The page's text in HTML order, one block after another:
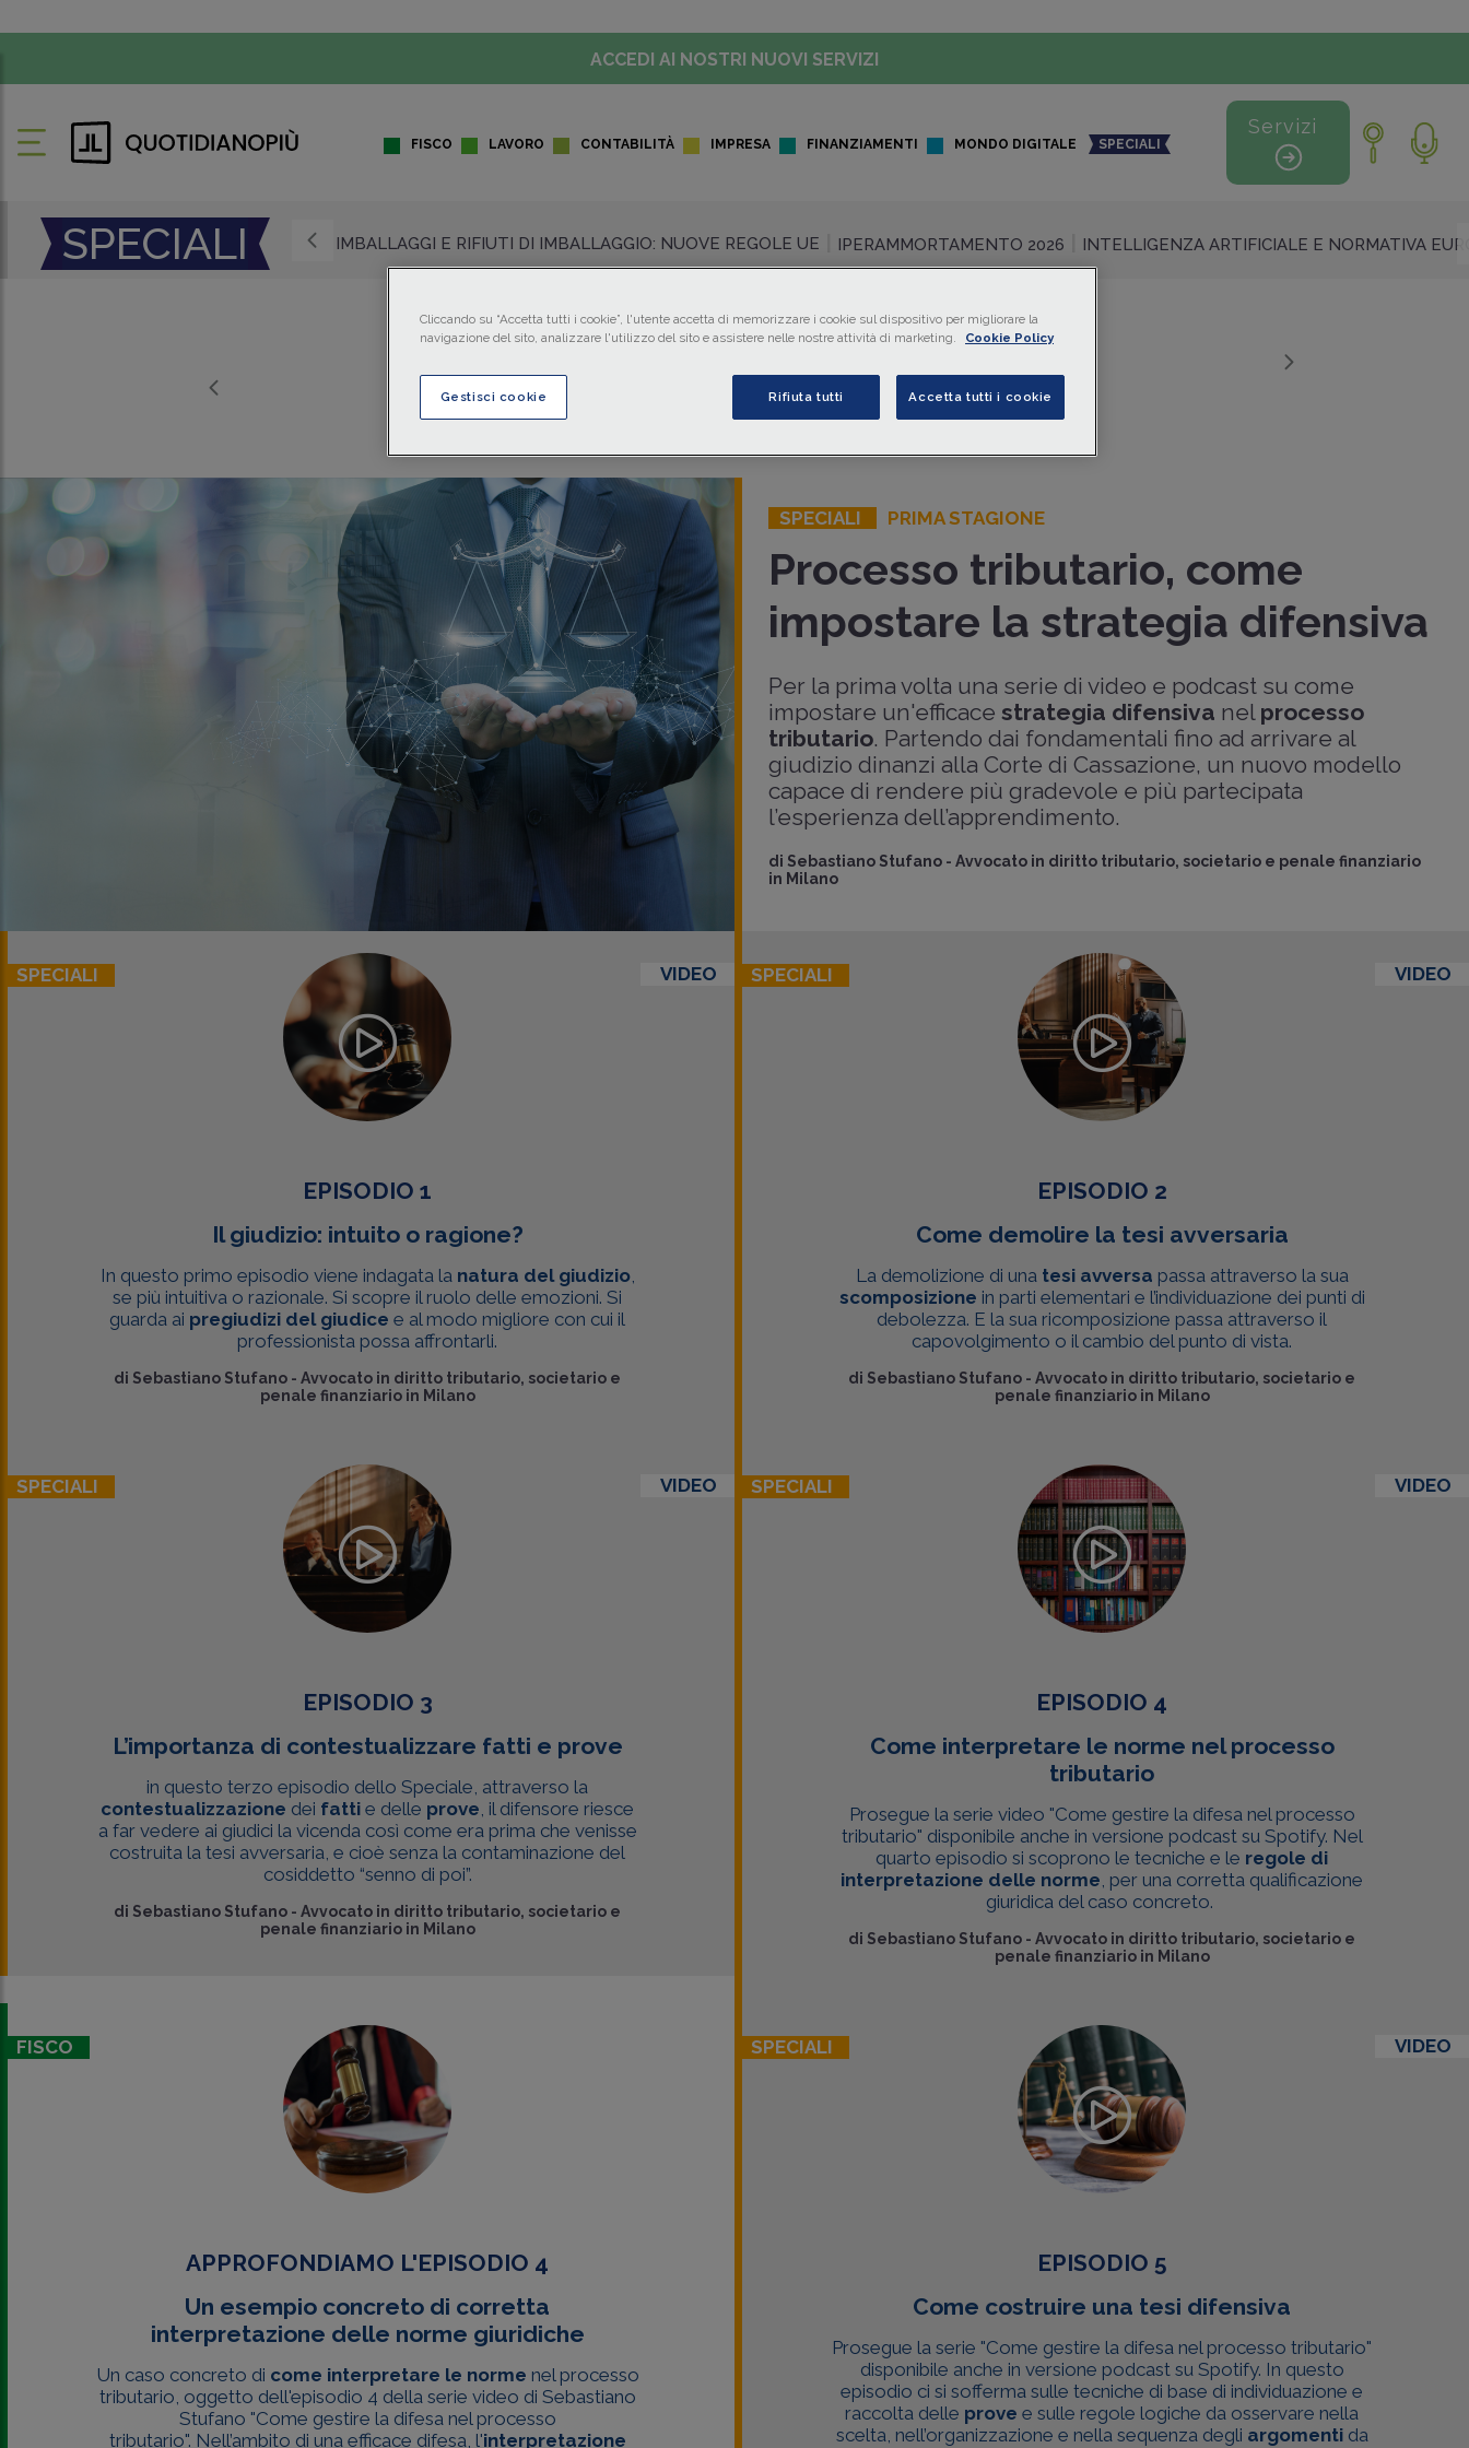
ACCEDI AI NOSTRI NUOVI SERVIZI
FISCO LAVORO CONTABILITÀ IMPRESA FINANZIAMENTI MONDO DIGITALE SPECIALI
Servizi
SPECIALI IMBALLAGGI E RIFIUTI DI IMBALLAGGIO: NUOVE REGOLE UE IPERAMMORTAMENTO 2026 INTELLIGENZA ARTIFICIALE E NORMATIVA
SPECIALI PRIMA STAGIONE
Processo tributario, come
impostare la strategia difensiva
Per la prima volta una serie di video e podcast su come
impostare un'efficacestrategia difensiva nel processo
tributario. Partendo dai fondamentali fino ad arrivare al
giudizio dinanzi alla Corte di Cassazione, un nuovo modello
capace di rendere più gradevole e più partecipata
l’esperienza dell’apprendimento.
di Sebastiano Stufano -Avvocato in diritto tributario, societario e penale finanziario
in Milano
SPECIALI VIDEO
EPISODIO 1
Il giudizio: intuito o ragione?
In questo primo episodio viene indagata la natura del giudizio,
se più intuitiva o razionale. Si scopre il ruolo delle emozioni. Si
guarda ai pregiudizi del giudice e al modo migliore con cui il
professionista possa affrontarli.
di Sebastiano Stufano - Avvocato in diritto tributario, societario e
penale finanziario in Milano
SPECIALI VIDEO
EPISODIO 2
Come demolire la tesi avversaria
La demolizione di una tesi avversa passa attraverso la sua
scomposizione in parti elementari e l’individuazione dei punti di
debolezza. E la sua ricomposizione passa attraverso il
capovolgimento o il cambio del punto di vista.
di Sebastiano Stufano - Avvocato in diritto tributario, societario e
penale finanziario in Milano
SPECIALI VIDEO
EPISODIO 3
L’importanza di contestualizzare fatti e prove
in questo terzo episodio dello Speciale, attraverso la
contestualizzazione dei fatti e delle prove, il difensore riesce
a far vedere ai giudici la vicenda così come era prima che venisse
costruita la tesi avversaria, e cioè senza la contaminazione del
cosiddetto “senno di poi”.
di Sebastiano Stufano - Avvocato in diritto tributario, societario e
penale finanziario in Milano
SPECIALI VIDEO
EPISODIO 4
Come interpretare le norme nel processo
tributario
Prosegue la serie video "Come gestire la difesa nel processo
tributario" disponibile anche in versione podcast su Spotify. Nel
quarto episodio si scoprono le tecniche e le regole di
interpretazione delle norme, per una corretta qualificazione
giuridica del caso concreto.
di Sebastiano Stufano - Avvocato in diritto tributario, societario e
penale finanziario in Milano
FISCO
APPROFONDIAMO L'EPISODIO 4
Un esempio concreto di corretta
interpretazione delle norme giuridiche
Un caso concreto di come interpretare le norme nel processo
tributario, oggetto dell'episodio 4 della serie video di Sebastiano
Stufano "Come gestire la difesa nel processo
tributario". Nell’ambito di una efficace difesa, l'interpretazione
SPECIALI VIDEO
EPISODIO 5
Come costruire una tesi difensiva
Prosegue la serie "Come gestire la difesa nel processo tributario"
disponibile anche in versione podcast su Spotify. In questo
episodio ci si sofferma sulle tecniche di base di individuazione e
raccolta delle prove e sulle regole logiche da osservare nella
scelta, nell’organizzazione e nella sequenza degli argomentida
Cliccando su “Accetta tutti i cookie”, l'utente accetta di memorizzare i cookie sul dispositivo per migliorare la
navigazione del sito, analizzare l'utilizzo del sito e assistere nelle nostre attività di marketing.
Cookie Policy
Gestisci cookie Rifiuta tutti Accetta tutti i cookie